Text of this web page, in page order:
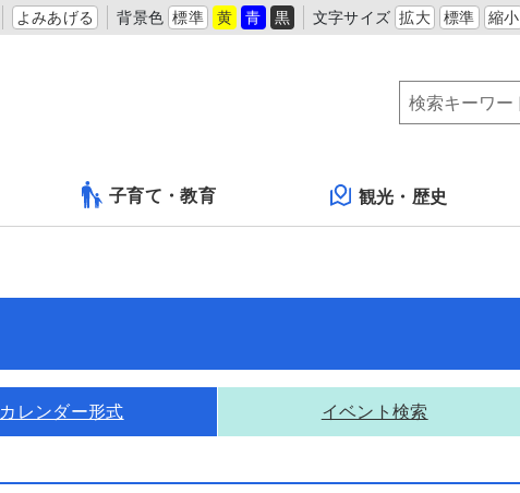
よみあげる 背景色 標準 黄 青 黒 文字サイズ 拡大 標準 縮小
子育て・教育 観光・歴史
カレンダー形式 イベント検索